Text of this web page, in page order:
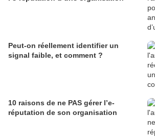
Peut-on réellement identifier un
signal faible, et comment ?
10 raisons de ne PAS gérer l’e-
réputation de son organisation